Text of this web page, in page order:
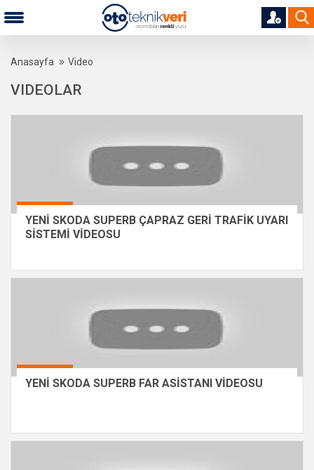
Anasayfa Video
VIDEOLAR
YENİ SKODA SUPERB ÇAPRAZ GERİ TRAFİK UYARI
SİSTEMİ VİDEOSU
YENİ SKODA SUPERB FAR ASİSTANI VİDEOSU